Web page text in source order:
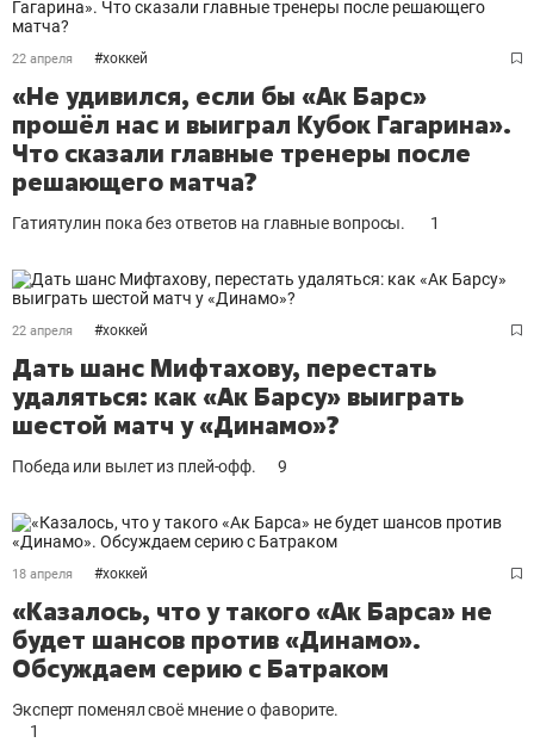
22 апреля #хоккей
«Не удивился, если бы «Ак Барс»
прошёл нас и выиграл Кубок Гагарина».
Что сказали главные тренеры после
решающего матча?
Гатиятулин пока без ответов на главные вопросы. 1
22 апреля #хоккей
Дать шанс Мифтахову, перестать
удаляться: как «Ак Барсу» выиграть
шестой матч у «Динамо»?
Победа или вылет из плей-офф. 9
18 апреля #хоккей
«Казалось, что у такого «Ак Барса» не
будет шансов против «Динамо».
Обсуждаем серию с Батраком
Эксперт поменял своё мнение о фаворите.
1